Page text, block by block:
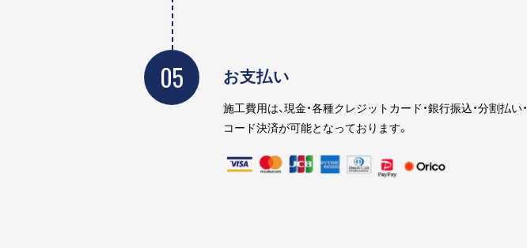
05 お支払い
施工費用は、現金・各種クレジットカード・銀行振込・分割払い
コード決済が可能となっております。